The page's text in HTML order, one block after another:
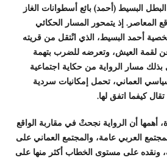
البسيط (أحمد) بائع أسطوانات الغاز
المعاصر. إذ يتمحور المسار الحكائي
أحمد البسيط، الذي انْتقل من قريته
لقمة العيش، وتعرضه للضرب بتهمة
بذلك مسار الرواية من حكاية اجتماعية
العماني، تحمل إمكانيات سردية
كيفما اتفق لها.
أهمها أن الرواية نجحتْ في مقاربة الواقع
العربي عامة، والمجتمع العماني على
ونقده على مستوى الخطاب أكثر منها على